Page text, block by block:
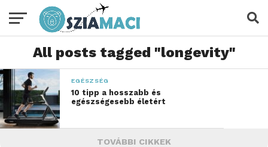
All posts tagged "longevity"
EGÉSZSÉG
10 tipp a hosszabb és
egészségesebb életért
TOVÁBBI CIKKEK